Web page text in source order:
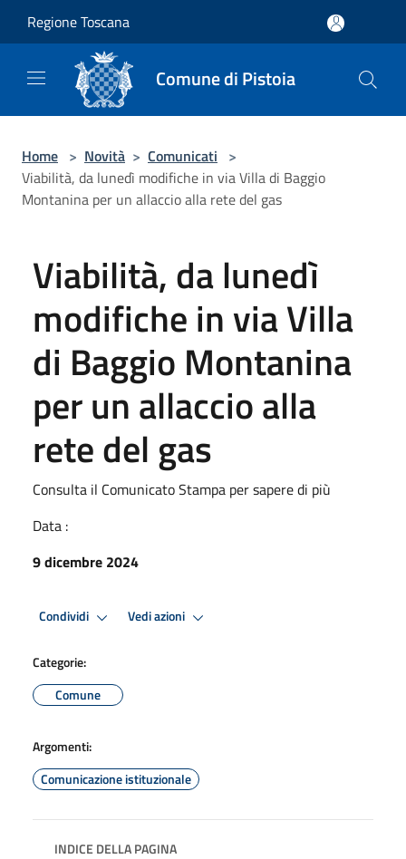
Regione Toscana
Comune di Pistoia
Home > Novità > Comunicati >
Viabilità, da lunedì modifiche in via Villa di Baggio
Montanina per un allaccio alla rete del gas
Viabilità, da lunedì
modifiche in via Villa
di Baggio Montanina
per un allaccio alla
rete del gas
Consulta il Comunicato Stampa per sapere di più
Data :
9 dicembre 2024
Condividi Vedi azioni
Categorie:
Comune
Argomenti:
Comunicazione istituzionale
INDICE DELLA PAGINA